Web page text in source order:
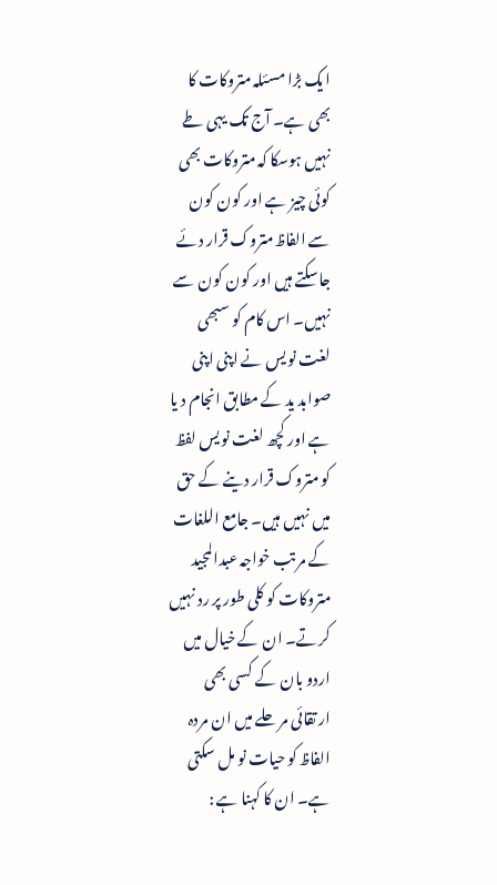
ایک بڑا مسئلہ متروکات کا
بھی ہے۔ آج تک یہی طے
نہیں ہوسکا کہ متروکات بھی
کوئی چیز ہے اور کون کون
سے الفاظ متروک قرار دئے
جاسکتے ہیں اور کون کون سے
نہیں۔ اس کام کو سبھی
لغت نویس نے اپنی اپنی
صوابدید کے مطابق انجام دیا
ہے اور کچھ لغت نویس لفظ
کو متروک قرار دینے کے حق
میں نہیں ہیں۔ جامع اللغات
کے مرتب خواجہ عبدالمجید
متروکات کو کلی طور پر رد نہیں
کرتے۔ ان کے خیال میں
اردو بان کے کسی بھی
ارتقائی مرحلے میں ان مردہ
الفاظ کو حیات نو مل سکتی
ہے۔ ان کا کہنا ہے :